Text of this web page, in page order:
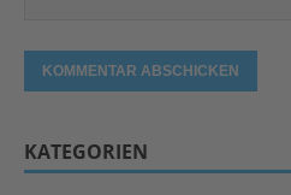
KATEGORIEN